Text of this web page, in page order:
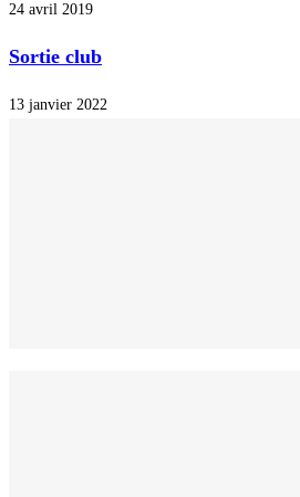
24 avril 2019
Sortie club
13 janvier 2022